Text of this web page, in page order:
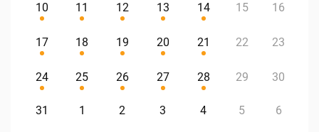
10 11 12 13 14 15 16
17 18 19 20 21 22 23
24 25 26 27 28 29 30
31 1 2 3 4 5 6